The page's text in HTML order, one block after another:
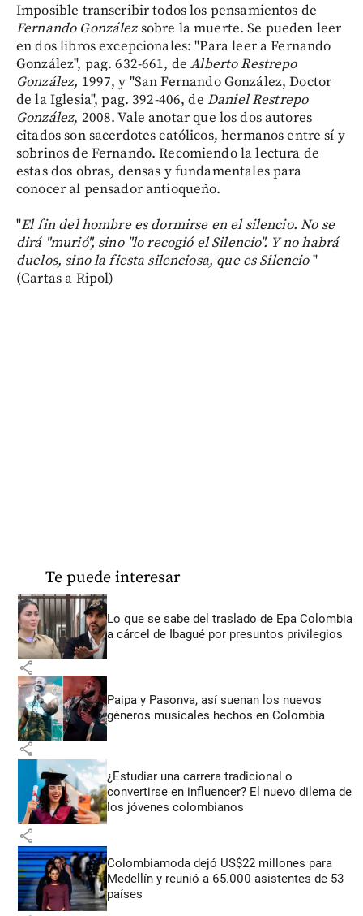
Imposible transcribir todos los pensamientos de
Fernando Gonzálezsobre la muerte. Se pueden leer
en dos libros excepcionales: "Para leer a Fernando
González", pag. 632-661, deAlberto Restrepo
González, 1997, y "San Fernando González, Doctor
de la Iglesia", pag. 392-406, de Daniel Restrepo
González, 2008. Vale anotar que los dos autores
citados son sacerdotes católicos, hermanos entre sí y
sobrinos de Fernando. Recomiendo la lectura de
estas dos obras, densas y fundamentales para
conocer al pensador antioqueño.
"El fin del hombre es dormirse en el silencio. No se
dirá "murió", sino "lo recogió el Silencio". Y no habrá
duelos, sino la fiesta silenciosa, que es Silencio"
(Cartas a Ripol)
Te puede interesar
Lo que se sabe del traslado de Epa Colombia
a cárcel de Ibagué por presuntos privilegios
share
Paipa y Pasonva, así suenan los nuevos
géneros musicales hechos en Colombia
share
¿Estudiar una carrera tradicional o
convertirse en influencer? El nuevo dilema de
los jóvenes colombianos
share
Colombiamoda dejó US$22 millones para
Medellín y reunió a 65.000 asistentes de 53
países